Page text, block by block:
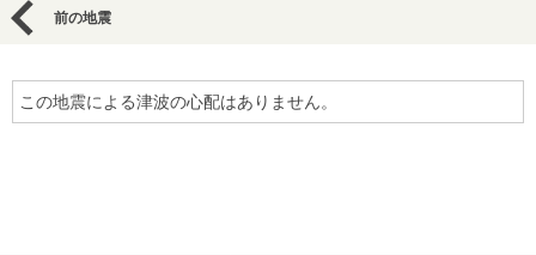
前の地震
この地震による津波の心配はありません。